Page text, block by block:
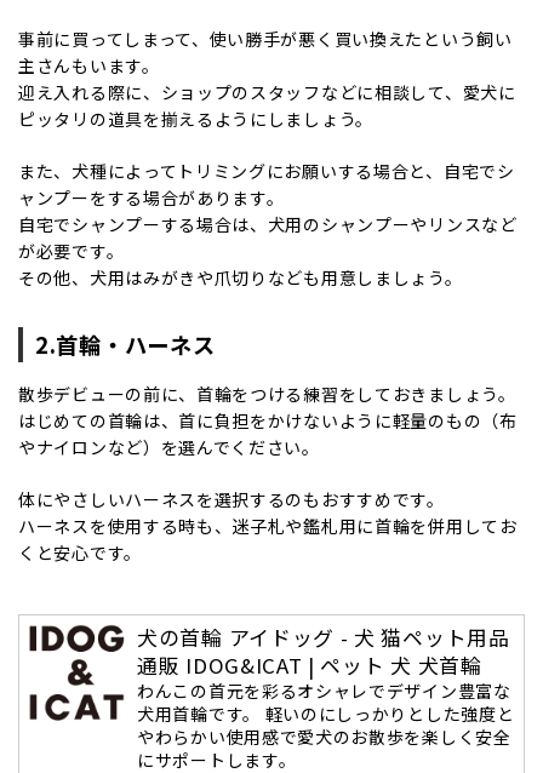
事前に買ってしまって、使い勝手が悪く買い換えたという飼い
主さんもいます。
迎え入れる際に、ショップのスタッフなどに相談して、愛犬に
ピッタリの道具を揃えるようにしましょう。
また、犬種によってトリミングにお願いする場合と、自宅でシ
ャンプーをする場合があります。
自宅でシャンプーする場合は、犬用のシャンプーやリンスなど
が必要です。
その他、犬用はみがきや爪切りなども用意しましょう。
2.首輪・ハーネス
散歩デビューの前に、首輪をつける練習をしておきましょう。
はじめての首輪は、首に負担をかけないように軽量のもの（布
やナイロンなど）を選んでください。
体にやさしいハーネスを選択するのもおすすめです。
ハーネスを使用する時も、迷子札や鑑札用に首輪を併用してお
くと安心です。
犬の首輪 アイドッグ - 犬 猫ペット用品
通販 IDOG&ICAT | ペット 犬 犬首輪
わんこの首元を彩るオシャレでデザイン豊富な
犬用首輪です。 軽いのにしっかりとした強度と
やわらかい使用感で愛犬のお散歩を楽しく安全
にサポートします。